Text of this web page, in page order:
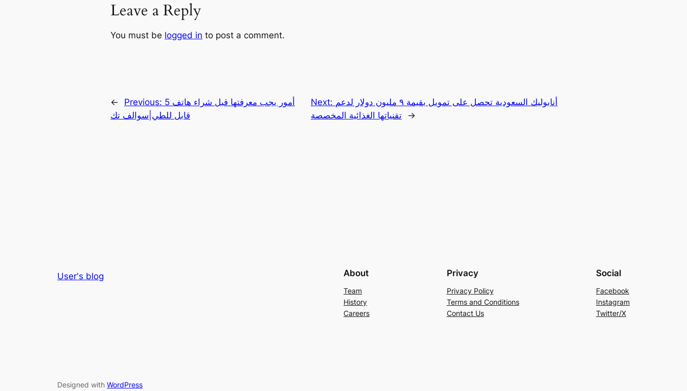
Leave a Reply
You must be logged in to post a comment.
← Previous: 5 أمور يجب معرفتها قبل شراء هاتف
قابل للطي|سوالف تك
Next: أنابوليك السعودية تحصل على تمويل بقيمة ٩ مليون دولار لدعم
تقنياتها الغذائية المخصصة
→
User's blog About
Team
History
Careers
Privacy
Privacy Policy
Terms and Conditions
Contact Us
Social
Facebook
Instagram
Twitter/X
Designed with WordPress